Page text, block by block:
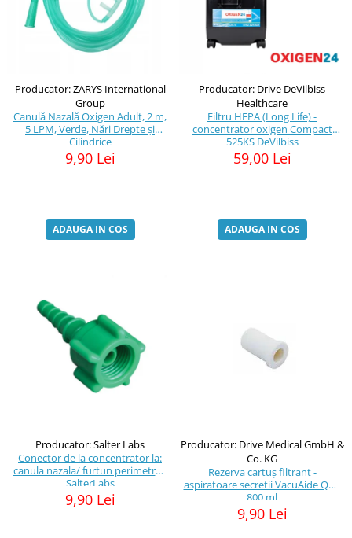
Producator: ZARYS International
Group
Canulă Nazală Oxigen Adult, 2 m,
5 LPM, Verde, Nări Drepte și
Cilindrice
9,90 Lei
ADAUGA IN COS
Producator: Drive DeVilbiss
Healthcare
Filtru HEPA (Long Life) -
concentrator oxigen Compact
525KS DeVilbiss
59,00 Lei
ADAUGA IN COS
Producator: Salter Labs
Conector de la concentrator la:
canula nazala/ furtun perimetru -
SalterLabs
9,90 Lei
Producator: Drive Medical GmbH &
Co. KG
Rezerva cartuș filtrant -
aspiratoare secretii VacuAide QSU
800 ml
9,90 Lei